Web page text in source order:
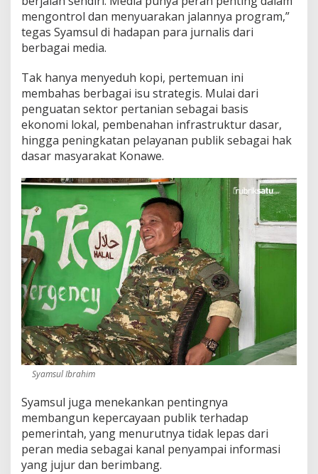
m
a
J
n
a
l
i
s
mengontrol dan menyuarakan jalannya program,”
tegas Syamsul di hadapan para jurnalis dari
berbagai media.
Tak hanya menyeduh kopi, pertemuan ini
membahas berbagai isu strategis. Mulai dari
penguatan sektor pertanian sebagai basis
ekonomi lokal, pembenahan infrastruktur dasar,
hingga peningkatan pelayanan publik sebagai hak
dasar masyarakat Konawe.
Syamsul Ibrahim
Syamsul juga menekankan pentingnya
membangun kepercayaan publik terhadap
pemerintah, yang menurutnya tidak lepas dari
peran media sebagai kanal penyampai informasi
yang jujur dan berimbang.